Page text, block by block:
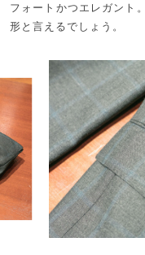
フォートかつエレガント
形と言えるでしょう。